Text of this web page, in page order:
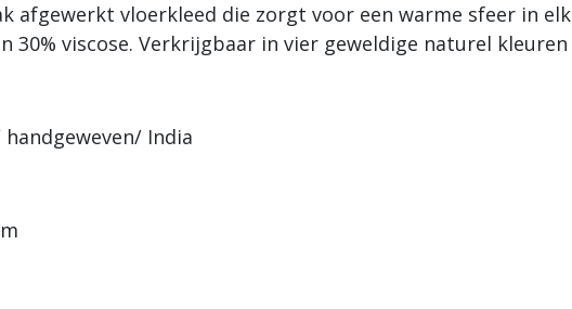
afgewerkt vloerkleed die zorgt voor een warme sfeer in
30% viscose. Verkrijgbaar in vier geweldige naturel
handgeweven/ India